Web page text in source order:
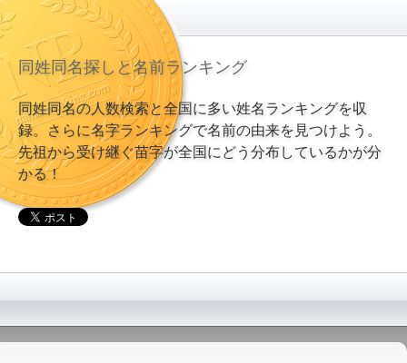
同姓同名探しと名前ランキング
同姓同名の人数検索と全国に多い姓名ランキングを収
録。さらに名字ランキングで名前の由来を見つけよう。
先祖から受け継ぐ苗字が全国にどう分布しているかが分
かる！